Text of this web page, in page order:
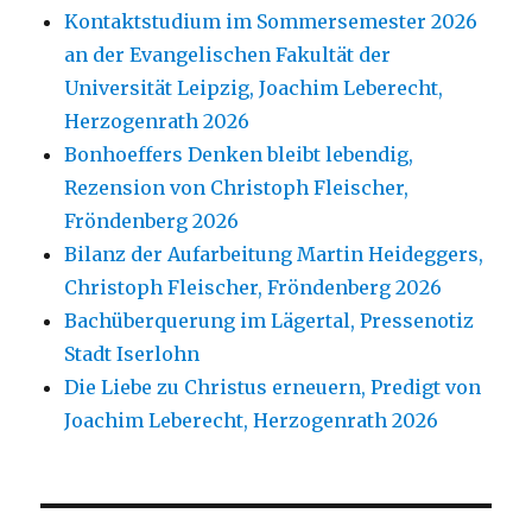
Kontaktstudium im Sommersemester 2026
an der Evangelischen Fakultät der
Universität Leipzig, Joachim Leberecht,
Herzogenrath 2026
Bonhoeffers Denken bleibt lebendig,
Rezension von Christoph Fleischer,
Fröndenberg 2026
Bilanz der Aufarbeitung Martin Heideggers,
Christoph Fleischer, Fröndenberg 2026
Bachüberquerung im Lägertal, Pressenotiz
Stadt Iserlohn
Die Liebe zu Christus erneuern, Predigt von
Joachim Leberecht, Herzogenrath 2026